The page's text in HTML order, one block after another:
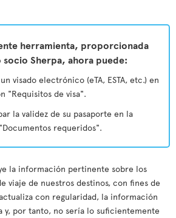
herramienta, proporcionada
Sherpa, ahora puede:
visado electrónico (eTA, ESTA, etc.) en
"Requisitos de visa".
la validez de su pasaporte en la
requeridos".
la información pertinente sobre los
viaje de nuestros destinos, con fines de
con regularidad, la información
y, por tanto, no sería lo suficientemente